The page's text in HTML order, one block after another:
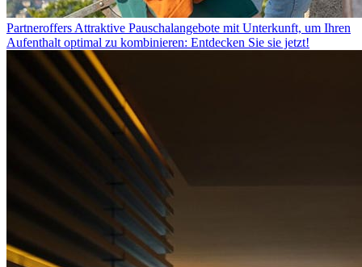
Partneroffers Attraktive Pauschalangebote mit Unterkunft, um Ihren
Aufenthalt optimal zu kombinieren: Entdecken Sie sie jetzt!